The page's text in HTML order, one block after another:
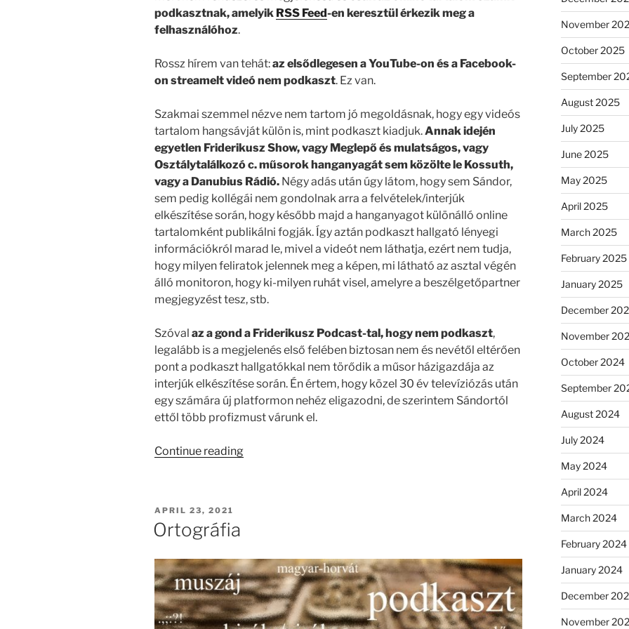
podkasztnak, amelyik RSS Feed-en keresztül érkezik meg a
felhasználóhoz.
Rossz hírem van tehát:az elsődlegesen a YouTube-on és a Facebook-
on streamelt videó nem podkaszt. Ez van.
Szakmai szemmel nézve nem tartom jó megoldásnak, hogy egy videós
tartalom hangsávját külön is, mint podkaszt kiadjuk.Annak idején
egyetlen Friderikusz Show, vagy Meglepő és mulatságos, vagy
Osztálytalálkozó c. műsorok hanganyagát sem közölte le Kossuth,
vagy a Danubius Rádió. Négy adás után úgy látom, hogy sem Sándor,
sem pedig kollégái nem gondolnak arra a felvételek/interjúk
elkészítése során, hogy később majd a hanganyagot különálló online
tartalomként publikálni fogják. Így aztán podkaszt hallgató lényegi
információkról marad le, mivel a videót nem láthatja, ezért nem tudja,
hogy milyen feliratok jelennek meg a képen, mi látható az asztal végén
álló monitoron, hogy ki-milyen ruhát visel, amelyre a beszélgetőpartner
megjegyzést tesz, stb.
Szóval az a gond a Friderikusz Podcast-tal, hogy nem podkaszt,
legalább is a megjelenés első felében biztosan nem és nevétől eltérően
pont a podkaszt hallgatókkal nem törődik a műsor házigazdája az
interjúk elkészítése során. Én értem, hogy közel 30 év televíziózás után
egy számára új platformon nehéz eligazodni, de szerintem Sándortól
ettől több profizmust várunk el.
Continue reading“A
POSTED
ON
APRIL 23, 2021
Ortográfia
November
October 2025
September
August 2025
July 2025
June 2025
May 2025
April 2025
March 2025
February 2025
January 2025
December
November
October 2024
September
August 2024
July 2024
May 2024
April 2024
March 2024
February 2024
January 2024
December
November